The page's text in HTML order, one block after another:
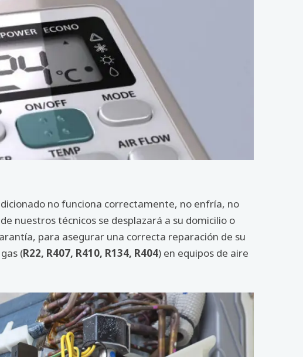
no funciona correctamente, no enfría, no
nuestros técnicos se desplazará a su domicilio o
para asegurar una correcta reparación de su
(R22, R407, R410, R134, R404) en equipos de aire